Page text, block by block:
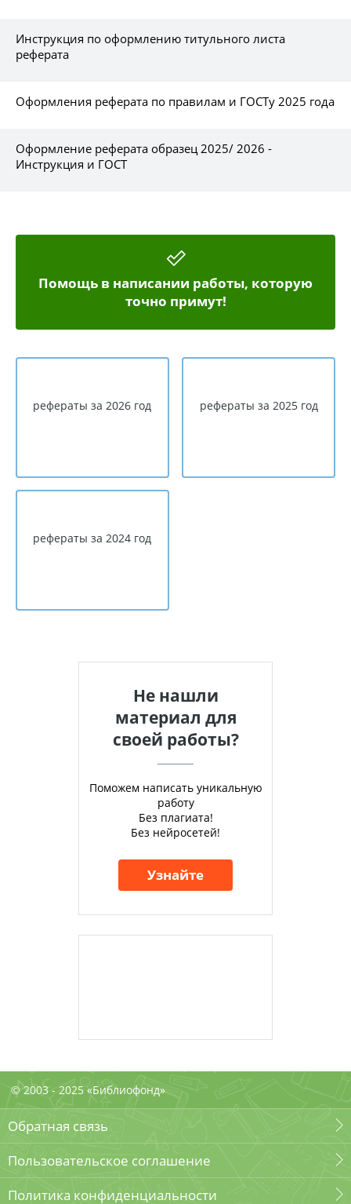
Инструкция по оформлению титульного листа
реферата
Оформления реферата по правилам и ГОСТу 2025 года
Оформление реферата образец 2025/ 2026 -
Инструкция и ГОСТ
Помощь в написании работы, которую
точно примут!
рефераты за 2026 год рефераты за 2025 год
рефераты за 2024 год
Не нашли
материал для
своей работы?
Поможем написать уникальную
работу
Без плагиата!
Без нейросетей!
Узнайте
© 2003 - 2025 «Библиофонд»
Обратная связь
Пользовательское соглашение
Политика конфиденциальности